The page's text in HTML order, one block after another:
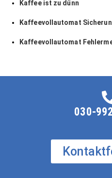
Kaffee ist zu dünn
Kaffeevollautomat
Kaffeevollautomat
030-